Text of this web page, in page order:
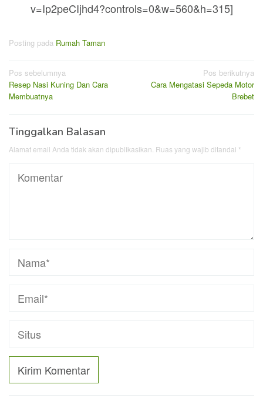
v=Ip2peCIjhd4?controls=0&w=560&h=315]
Posting pada Rumah Taman
Navigasi
pos
Pos sebelumnya
Resep Nasi Kuning Dan Cara
Membuatnya
Pos berikutnya
Cara Mengatasi Sepeda Motor
Brebet
Tinggalkan Balasan
Alamat email Anda tidak akan dipublikasikan. Ruas yang wajib ditandai *